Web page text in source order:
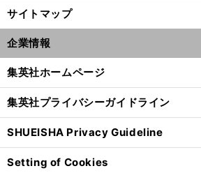
サイトマップ
企業情報
集英社ホームページ
集英社プライバシーガイドライン
SHUEISHA Privacy Guideline
Setting of Cookies